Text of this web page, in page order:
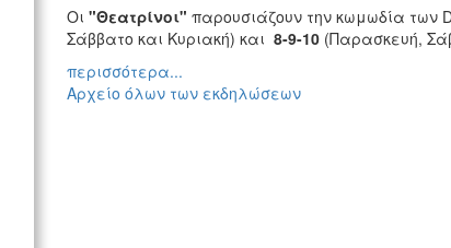
Οι "Θεατρίνοι" παρουσιάζουν την κωμωδία των
Σάββατο και Κυριακή) και 8-9-10(Παρασκευή,
περισσότερα...
Αρχείο όλων των εκδηλώσεων